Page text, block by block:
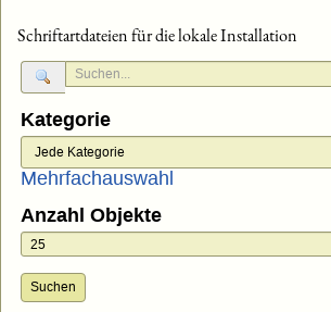
Schriftartdateien für die lokale Installation
Kategorie
Mehrfachauswahl
Anzahl Objekte
Suchen